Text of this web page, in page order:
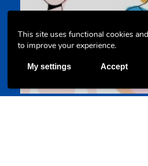
This site uses functional cookies
to improve your experience.
My settings Accept
Un projet de jeunes pour jeunes